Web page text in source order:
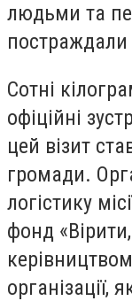
людьми та
постраждали
Сотні
офіційні
цей візит
громади.
логістику
фонд
організації,